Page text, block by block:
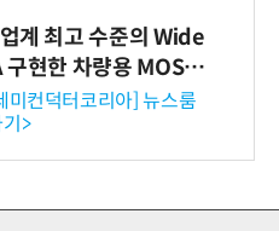
계 최고 수준의 Wide
구현한 차량용 MOSF
미컨덕터코리아] 뉴스룸
>